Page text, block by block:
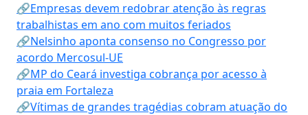
🔗Empresas devem redobrar atenção às regras
trabalhistas em ano com muitos feriados
🔗Nelsinho aponta consenso no Congresso por
acordo Mercosul-UE
🔗MP do Ceará investiga cobrança por acesso à
praia em Fortaleza
🔗Vítimas de grandes tragédias cobram atuação do